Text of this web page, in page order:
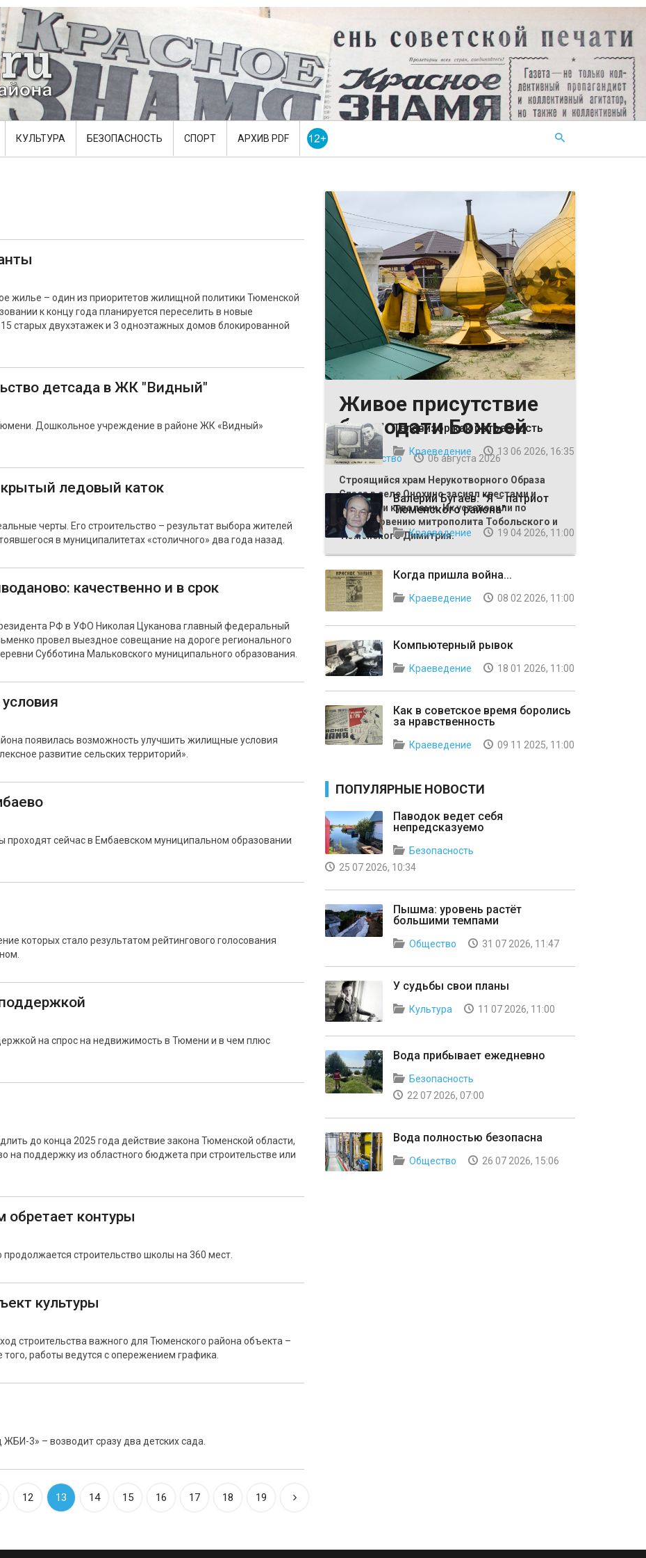
КУЛЬТУРА БЕЗОПАСНОСТЬ СПОРТ АРХИВ PDF
жилье – один из приоритетов жилищной политики Тюменской
к концу года планируется переселить в новые
старых двухэтажек и 3 одноэтажных домов блокированной
детсада в ЖК "Видный"
Дошкольное учреждение в районе ЖК «Видный»
ледовый каток
черты. Его строительство – результат выбора жителей
в муниципалитетах «столичного» два года назад.
качественно и в срок
РФ в УФО Николая Цуканова главный федеральный
провел выездное совещание на дороге регионального
Субботина Мальковского муниципального образования.
появилась возможность улучшить жилищные условия
развитие сельских территорий».
сейчас в Ембаевском муниципальном образовании
которых стало результатом рейтингового голосования
на спрос на недвижимость в Тюмени и в чем плюс
до конца 2025 года действие закона Тюменской области,
на поддержку из областного бюджета при строительстве или
контуры
строительство школы на 360 мест.
культуры
строительства важного для Тюменского района объекта –
работы ведутся с опережением графика.
3» – возводит сразу два детских сада.
12 13 14 15 16 17 18 19
Живое присутствие
благодати Божьей
Общество
06 августа 2026
Строящийся храм Нерукотворного Образа
Спаса в селе Онохино засиял крестами и
главными куполами. Их установили по
благословению митрополита Тобольского и
Тюменского Димитрия.
ВЫБОР РЕДАКЦИИ
Телевизор как потребность
Краеведение 13 06 2026, 16:35
Валерий Бугаев: "Я – патриот
Тюменского района"
Краеведение 19 04 2026, 11:00
Когда пришла война...
Краеведение 08 02 2026, 11:00
Компьютерный рывок
Краеведение 18 01 2026, 11:00
Как в советское время боролись
за нравственность
Краеведение 09 11 2025, 11:00
ПОПУЛЯРНЫЕ НОВОСТИ
Паводок ведет себя
непредсказуемо
Безопасность
25 07 2026, 10:34
Пышма: уровень растёт
большими темпами
Общество 31 07 2026, 11:47
У судьбы свои планы
Культура 11 07 2026, 11:00
Вода прибывает ежедневно
Безопасность
22 07 2026, 07:00
Вода полностью безопасна
Общество 26 07 2026, 15:06